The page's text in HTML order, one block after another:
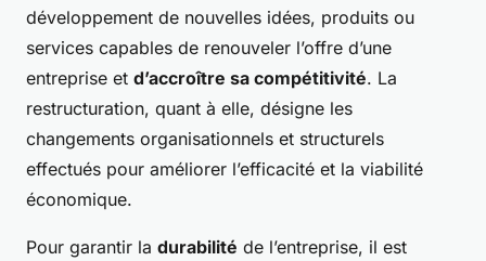
développement de nouvelles idées, produits ou
services capables de renouveler l’offre d’une
entreprise et d’accroître sa compétitivité. La
restructuration, quant à elle, désigne les
changements organisationnels et structurels
effectués pour améliorer l’efficacité et la viabilité
économique.
Pour garantir la durabilité de l’entreprise, il est